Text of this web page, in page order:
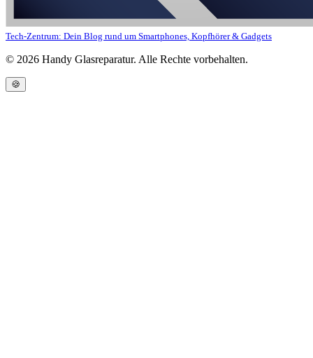
Tech-Zentrum: Dein Blog rund um Smartphones, Kopfhörer & Gadgets
© 2026 Handy Glasreparatur. Alle Rechte vorbehalten.
🍪